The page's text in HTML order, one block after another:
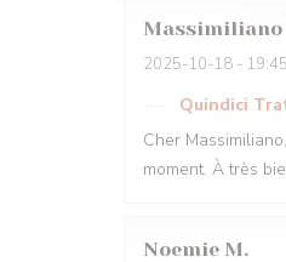
Massimiliano
2025-10-18 -
Quindici
Cher
moment. À très
Noemie M